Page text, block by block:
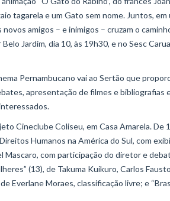
tagarela e um Gato sem nome. Juntos, em
amigos – e inimigos – cruzam o
Jardim, dia 10, às 19h30, e no Sesc
Pernambucano vai ao Sertão que
apresentação de filmes e bibliografias
Cineclube Coliseu, em Casa Amarela. De
Humanos na América do Sul, com
com participação do diretor e
(13), de Takuma Kuikuro, Carlos
Everlane Moraes, classificação livre; e